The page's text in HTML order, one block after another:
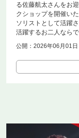
る佐藤航太さんをお
クショップを開催い
ソリストとして活躍
活躍するお二人なら
公開：2026年06月01日